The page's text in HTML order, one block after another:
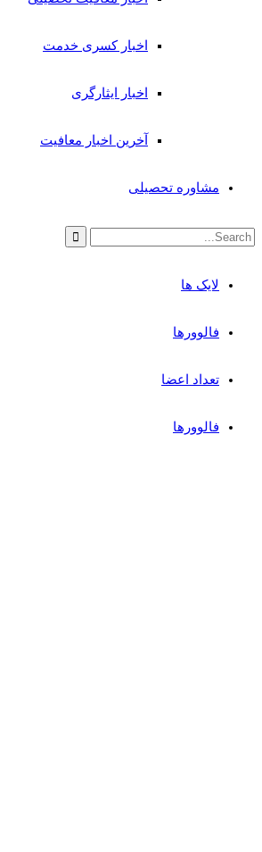
اخبار کسری خدمت
اخبار ایثارگری
آخرین اخبار معافیت
مشاوره تحصیلی
لایک ها
فالوورها
تعداد اعضا
فالوورها